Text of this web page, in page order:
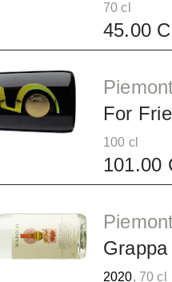
70 cl
45.00
For
100 cl
101.00
2020, 70 cl